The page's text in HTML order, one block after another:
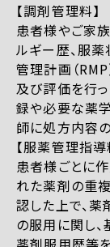
【調剤管理料】
患者様やご家
ルギー歴、服
管理計画（
及び評価を行
録や必要な薬
師に処方内容
【服薬管理指導
患者様ごとに
れた薬剤の重
認した上で、
の服用に関し